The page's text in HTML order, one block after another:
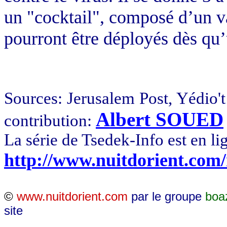
un "cocktail", composé d’un
pourront être déployés dès
Sources: Jerusalem Post,
contribution: Albert SOUED
La série de Tsedek-Info est en
http://
© www.nuitdorient.com par le groupe
site